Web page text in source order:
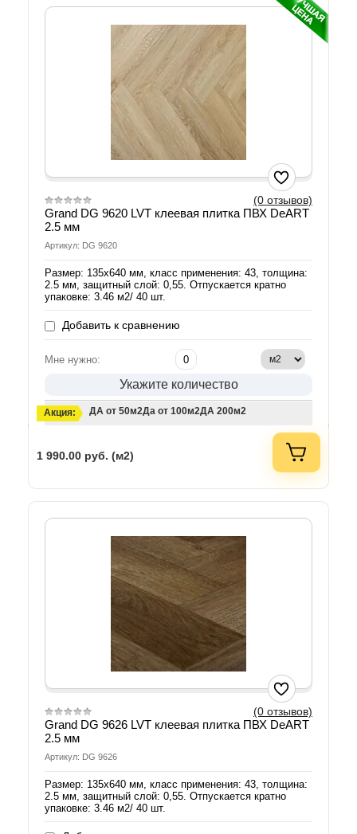
(0 отзывов)
Grand DG 9620 LVT клеевая плитка ПВХ DeART
2.5 мм
Артикул: DG 9620
Размер: 135х640 мм, класс применения: 43, толщина:
2.5 мм, защитный слой: 0,55. Отпускается кратно
упаковке: 3.46 м2/ 40 шт.
Добавить к сравнению
Мне нужно:
Укажите количество
Акция: ДА от 50м2Да от 100м2ДА 200м2
1 990.00 руб. (м2)
(0 отзывов)
Grand DG 9626 LVT клеевая плитка ПВХ DeART
2.5 мм
Артикул: DG 9626
Размер: 135х640 мм, класс применения: 43, толщина:
2.5 мм, защитный слой: 0,55. Отпускается кратно
упаковке: 3.46 м2/ 40 шт.